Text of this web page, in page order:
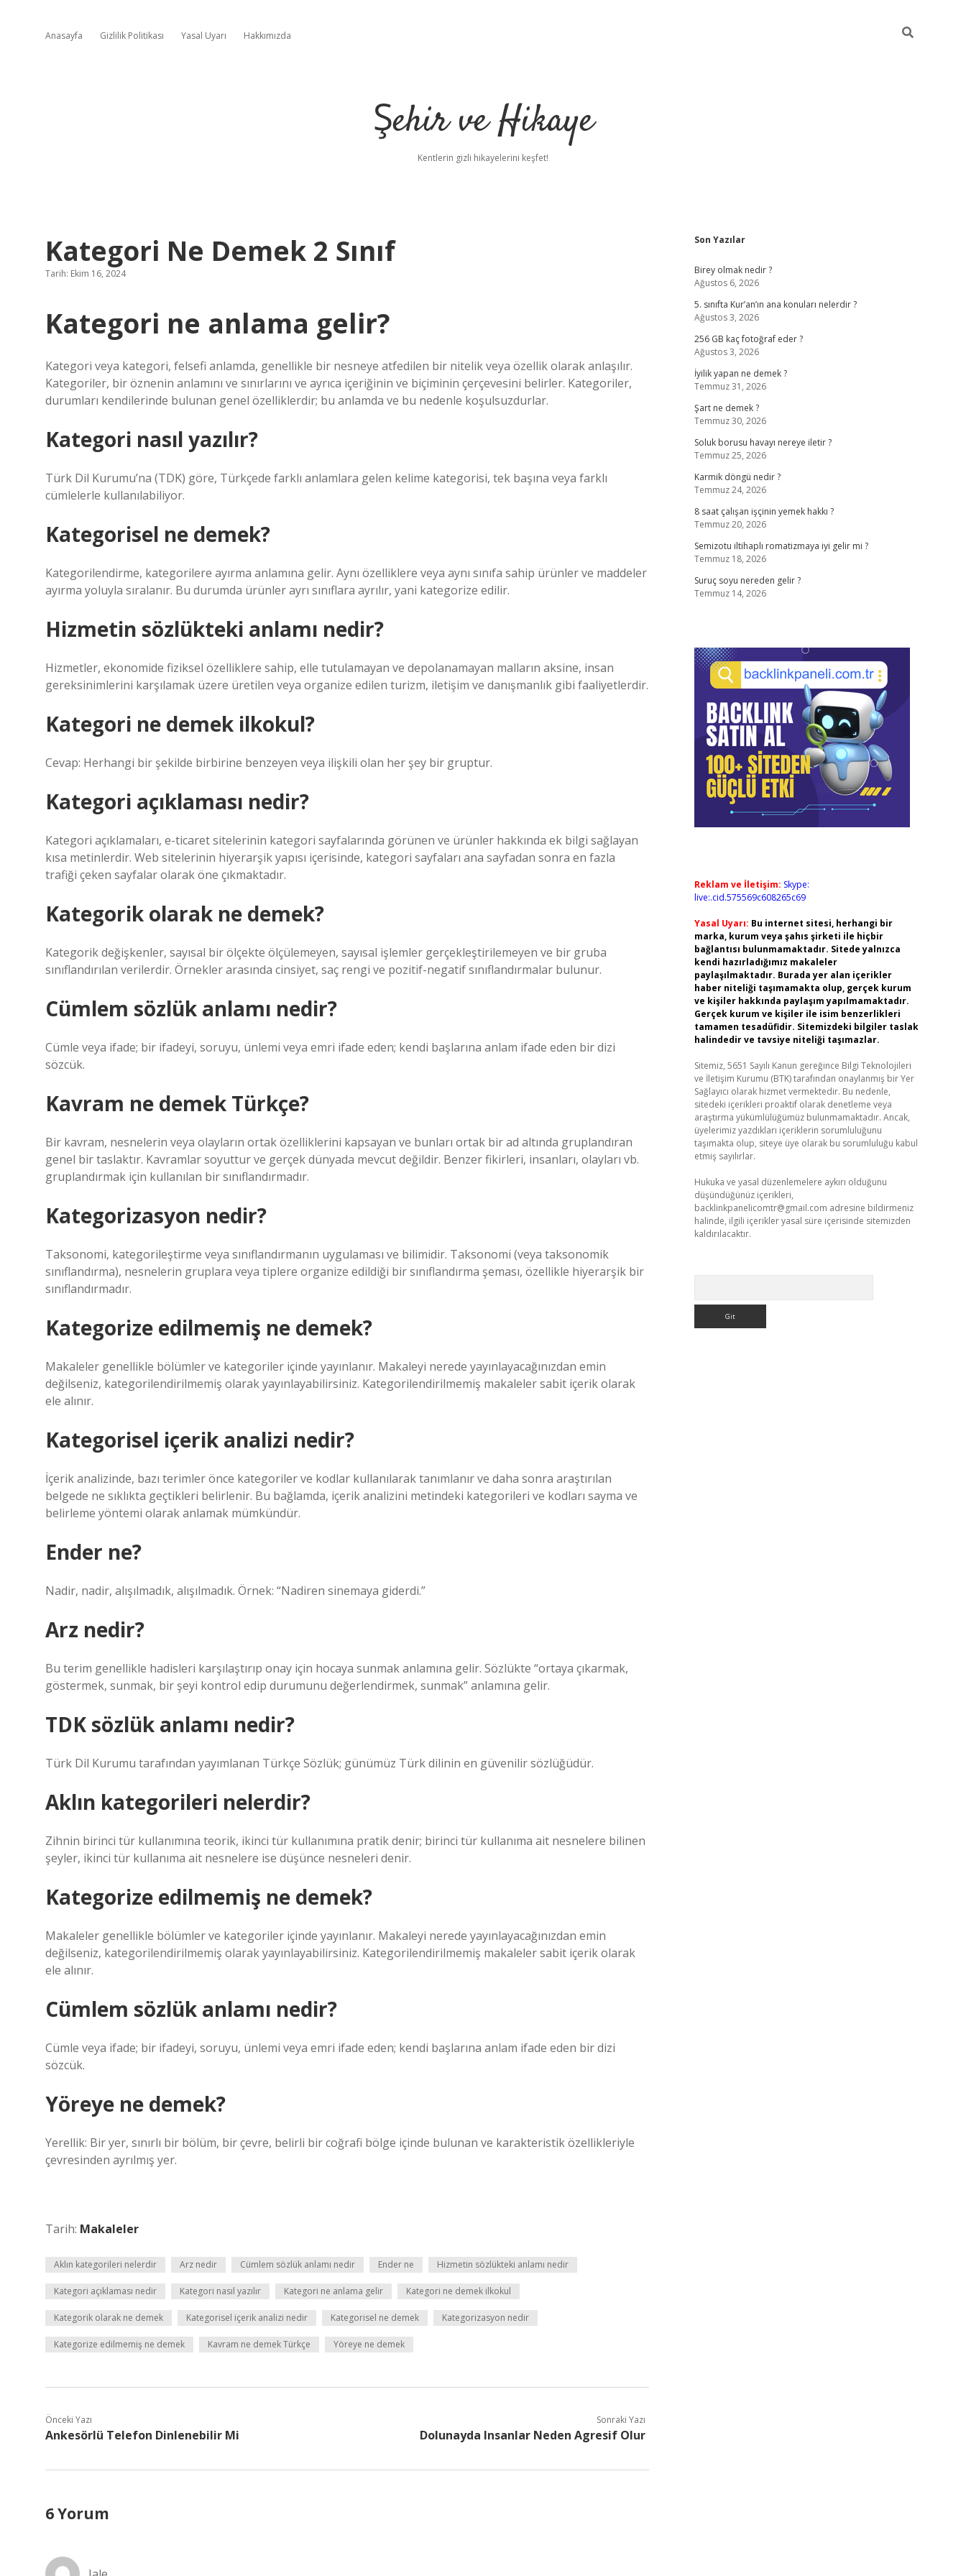
Anasayfa Gizlilik Politikası Yasal Uyarı Hakkımızda
Şehir ve Hikaye
Kentlerin gizli hikayelerini keşfet!
Kategori Ne Demek 2 Sınıf
Tarih: Ekim 16, 2024
Kategori ne anlama gelir?
Kategori veya kategori, felsefi anlamda, genellikle bir nesneye atfedilen bir nitelik veya özellik olarak anlaşılır.
Kategoriler, bir öznenin anlamını ve sınırlarını ve ayrıca içeriğinin ve biçiminin çerçevesini belirler. Kategoriler,
durumları kendilerinde bulunan genel özelliklerdir; bu anlamda ve bu nedenle koşulsuzdurlar.
Kategori nasıl yazılır?
Türk Dil Kurumu’na (TDK) göre, Türkçede farklı anlamlara gelen kelime kategorisi, tek başına veya farklı
cümlelerle kullanılabiliyor.
Kategorisel ne demek?
Kategorilendirme, kategorilere ayırma anlamına gelir. Aynı özelliklere veya aynı sınıfa sahip ürünler ve maddeler
ayırma yoluyla sıralanır. Bu durumda ürünler ayrı sınıflara ayrılır, yani kategorize edilir.
Hizmetin sözlükteki anlamı nedir?
Hizmetler, ekonomide fiziksel özelliklere sahip, elle tutulamayan ve depolanamayan malların aksine, insan
gereksinimlerini karşılamak üzere üretilen veya organize edilen turizm, iletişim ve danışmanlık gibi faaliyetlerdir.
Kategori ne demek ilkokul?
Cevap: Herhangi bir şekilde birbirine benzeyen veya ilişkili olan her şey bir gruptur.
Kategori açıklaması nedir?
Kategori açıklamaları, e-ticaret sitelerinin kategori sayfalarında görünen ve ürünler hakkında ek bilgi sağlayan
kısa metinlerdir. Web sitelerinin hiyerarşik yapısı içerisinde, kategori sayfaları ana sayfadan sonra en fazla
trafiği çeken sayfalar olarak öne çıkmaktadır.
Kategorik olarak ne demek?
Kategorik değişkenler, sayısal bir ölçekte ölçülemeyen, sayısal işlemler gerçekleştirilemeyen ve bir gruba
sınıflandırılan verilerdir. Örnekler arasında cinsiyet, saç rengi ve pozitif-negatif sınıflandırmalar bulunur.
Cümlem sözlük anlamı nedir?
Cümle veya ifade; bir ifadeyi, soruyu, ünlemi veya emri ifade eden; kendi başlarına anlam ifade eden bir dizi
sözcük.
Kavram ne demek Türkçe?
Bir kavram, nesnelerin veya olayların ortak özelliklerini kapsayan ve bunları ortak bir ad altında gruplandıran
genel bir taslaktır. Kavramlar soyuttur ve gerçek dünyada mevcut değildir. Benzer fikirleri, insanları, olayları vb.
gruplandırmak için kullanılan bir sınıflandırmadır.
Kategorizasyon nedir?
Taksonomi, kategorileştirme veya sınıflandırmanın uygulaması ve bilimidir. Taksonomi (veya taksonomik
sınıflandırma), nesnelerin gruplara veya tiplere organize edildiği bir sınıflandırma şeması, özellikle hiyerarşik bir
sınıflandırmadır.
Kategorize edilmemiş ne demek?
Makaleler genellikle bölümler ve kategoriler içinde yayınlanır. Makaleyi nerede yayınlayacağınızdan emin
değilseniz, kategorilendirilmemiş olarak yayınlayabilirsiniz. Kategorilendirilmemiş makaleler sabit içerik olarak
ele alınır.
Kategorisel içerik analizi nedir?
İçerik analizinde, bazı terimler önce kategoriler ve kodlar kullanılarak tanımlanır ve daha sonra araştırılan
belgede ne sıklıkta geçtikleri belirlenir. Bu bağlamda, içerik analizini metindeki kategorileri ve kodları sayma ve
belirleme yöntemi olarak anlamak mümkündür.
Ender ne?
Nadir, nadir, alışılmadık, alışılmadık. Örnek: “Nadiren sinemaya giderdi.”
Arz nedir?
Bu terim genellikle hadisleri karşılaştırıp onay için hocaya sunmak anlamına gelir. Sözlükte “ortaya çıkarmak,
göstermek, sunmak, bir şeyi kontrol edip durumunu değerlendirmek, sunmak” anlamına gelir.
TDK sözlük anlamı nedir?
Türk Dil Kurumu tarafından yayımlanan Türkçe Sözlük; günümüz Türk dilinin en güvenilir sözlüğüdür.
Aklın kategorileri nelerdir?
Zihnin birinci tür kullanımına teorik, ikinci tür kullanımına pratik denir; birinci tür kullanıma ait nesnelere bilinen
şeyler, ikinci tür kullanıma ait nesnelere ise düşünce nesneleri denir.
Kategorize edilmemiş ne demek?
Makaleler genellikle bölümler ve kategoriler içinde yayınlanır. Makaleyi nerede yayınlayacağınızdan emin
değilseniz, kategorilendirilmemiş olarak yayınlayabilirsiniz. Kategorilendirilmemiş makaleler sabit içerik olarak
ele alınır.
Cümlem sözlük anlamı nedir?
Cümle veya ifade; bir ifadeyi, soruyu, ünlemi veya emri ifade eden; kendi başlarına anlam ifade eden bir dizi
sözcük.
Yöreye ne demek?
Yerellik: Bir yer, sınırlı bir bölüm, bir çevre, belirli bir coğrafi bölge içinde bulunan ve karakteristik özellikleriyle
çevresinden ayrılmış yer.
Tarih: Makaleler
Aklın kategorileri nelerdir Arz nedir Cümlem sözlük anlamı nedir Ender ne Hizmetin sözlükteki anlamı nedir
Kategori açıklaması nedir Kategori nasıl yazılır Kategori ne anlama gelir Kategori ne demek ilkokul
Kategorik olarak ne demek Kategorisel içerik analizi nedir Kategorisel ne demek Kategorizasyon nedir
Kategorize edilmemiş ne demek Kavram ne demek Türkçe Yöreye ne demek
Önceki Yazı
Ankesörlü Telefon Dinlenebilir Mi
Sonraki Yazı
Dolunayda Insanlar Neden Agresif Olur
6 Yorum
Sidebar
Son Yazılar
Birey olmak nedir ?
Ağustos 6, 2026
5. sınıfta Kur’an’ın ana konuları nelerdir ?
Ağustos 3, 2026
256 GB kaç fotoğraf eder ?
Ağustos 3, 2026
İyilik yapan ne demek ?
Temmuz 31, 2026
Şart ne demek ?
Temmuz 30, 2026
Soluk borusu havayı nereye iletir ?
Temmuz 25, 2026
Karmik döngü nedir ?
Temmuz 24, 2026
8 saat çalışan işçinin yemek hakkı ?
Temmuz 20, 2026
Semizotu iltihaplı romatizmaya iyi gelir mi ?
Temmuz 18, 2026
Suruç soyu nereden gelir ?
Temmuz 14, 2026
Reklam ve İletişim: Skype:
live:.cid.575569c608265c69
Yasal Uyarı: Bu internet sitesi, herhangi bir
marka, kurum veya şahıs şirketi ile hiçbir
bağlantısı bulunmamaktadır. Sitede yalnızca
kendi hazırladığımız makaleler
paylaşılmaktadır. Burada yer alan içerikler
haber niteliği taşımamakta olup, gerçek kurum
ve kişiler hakkında paylaşım yapılmamaktadır.
Gerçek kurum ve kişiler ile isim benzerlikleri
tamamen tesadüfidir. Sitemizdeki bilgiler taslak
halindedir ve tavsiye niteliği taşımazlar.
Sitemiz, 5651 Sayılı Kanun gereğince Bilgi Teknolojileri
ve İletişim Kurumu (BTK) tarafından onaylanmış bir Yer
Sağlayıcı olarak hizmet vermektedir. Bu nedenle,
sitedeki içerikleri proaktif olarak denetleme veya
araştırma yükümlülüğümüz bulunmamaktadır. Ancak,
üyelerimiz yazdıkları içeriklerin sorumluluğunu
taşımakta olup, siteye üye olarak bu sorumluluğu kabul
etmiş sayılırlar.
Hukuka ve yasal düzenlemelere aykırı olduğunu
düşündüğünüz içerikleri,
backlinkpanelicomtr@gmail.com adresine bildirmeniz
halinde, ilgili içerikler yasal süre içerisinde sitemizden
kaldırılacaktır.